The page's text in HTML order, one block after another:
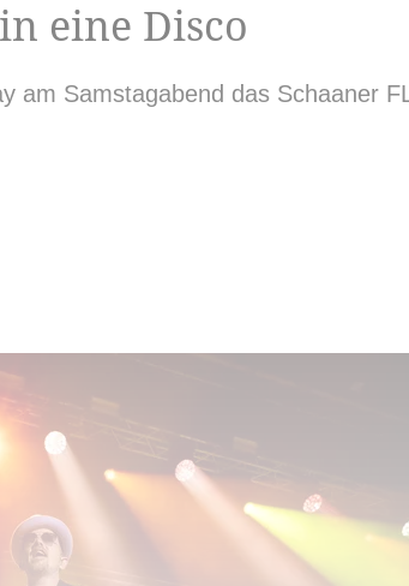
eine Disco
am Samstagabend das Schaaner